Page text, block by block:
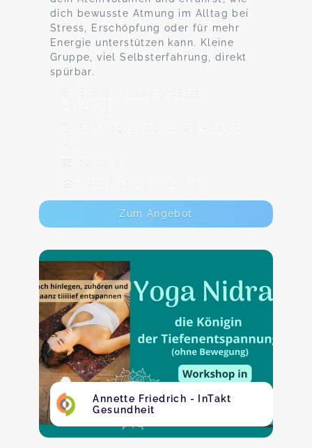
dich bewusste Atmung im Alltag bei
Stress, Erschöpfung oder für mehr
Energie unterstützen kann. Kleine
Gruppe, viel Selbsterfahrung, direkt
spürbar.
Erdkampsweg 7, 22335
Hamburg
Sonntag, 23.08., 14:00 - 18:00
79,00 €
Max. 8 TeilnehmerInnen
Zum Angebot
Annette Friedrich - InTakt
Gesundheit